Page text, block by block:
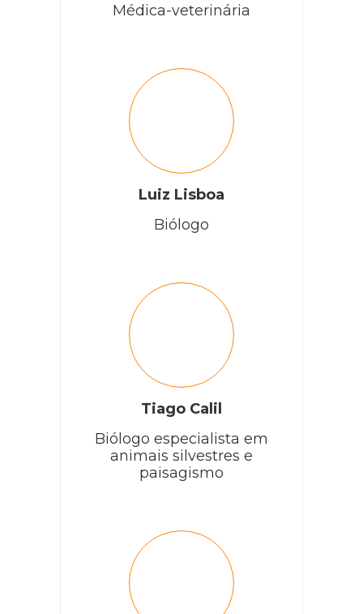
Médica-veterinária
Luiz Lisboa
Biólogo
Tiago Calil
Biólogo especialista em
animais silvestres e
paisagismo